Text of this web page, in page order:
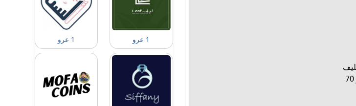
تغليف
متنوعة تبدأ من تغليف بسيط وانيق بسعر 25 ريال، وحتى تغليف قماش أنيق بسعر 70
1 عرو 1 عرو